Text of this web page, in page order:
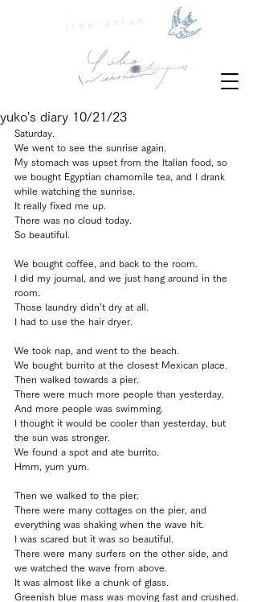
liberation
yuko's diary 10/21/23
Saturday.
We went to see the sunrise again.
My stomach was upset from the Italian food, so
we bought Egyptian chamomile tea, and I drank
while watching the sunrise.
It really fixed me up.
There was no cloud today.
So beautiful.
We bought coffee, and back to the room.
I did my journal, and we just hang around in the
room.
Those laundry didn’t dry at all.
I had to use the hair dryer.
We took nap, and went to the beach.
We bought burrito at the closest Mexican place.
Then walked towards a pier.
There were much more people than yesterday.
And more people was swimming.
I thought it would be cooler than yesterday, but
the sun was stronger.
We found a spot and ate burrito.
Hmm, yum yum.
Then we walked to the pier.
There were many cottages on the pier, and
everything was shaking when the wave hit.
I was scared but it was so beautiful.
There were many surfers on the other side, and
we watched the wave from above.
It was almost like a chunk of glass.
Greenish blue mass was moving fast and crushed.